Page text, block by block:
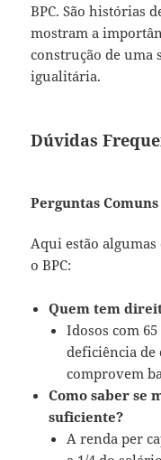
BPC. São histórias
mostram a
construção de uma
igualitária.
Dúvidas
Perguntas Comuns
Aqui estão
o BPC:
Quem tem
Idosos com
deficiência de
comprovem
Como saber se
suficiente?
A renda per